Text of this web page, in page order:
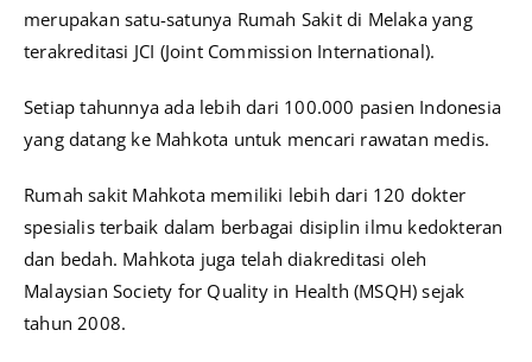
merupakan satu-satunya Rumah Sakit di Melaka yang
terakreditasi JCI (Joint Commission International).
Setiap tahunnya ada lebih dari 100.000 pasien Indonesia
yang datang ke Mahkota untuk mencari rawatan medis.
Rumah sakit Mahkota memiliki lebih dari 120 dokter
spesialis terbaik dalam berbagai disiplin ilmu kedokteran
dan bedah. Mahkota juga telah diakreditasi oleh
Malaysian Society for Quality in Health (MSQH) sejak
tahun 2008.